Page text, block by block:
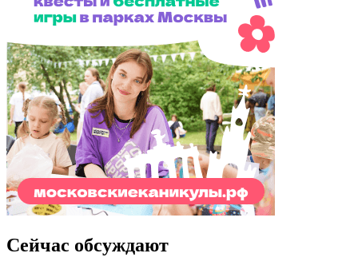
Сейчас обсуждают